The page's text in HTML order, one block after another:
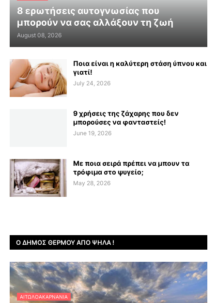
8 ερωτήσεις αυτογνωσίας που
μπορούν να σας αλλάξουν τη ζωή
August 08, 2026
Ποια είναι η καλύτερη στάση ύπνου και
γιατί!
July 24, 2026
9 χρήσεις της ζάχαρης που δεν
μπορούσες να φανταστείς!
June 19, 2026
Με ποια σειρά πρέπει να μπουν τα
τρόφιμα στο ψυγείο;
May 28, 2026
Ο ΔΉΜΟΣ ΘΈΡΜΟΥ ΑΠΌ ΨΗΛΆ !
ΑΙΤΩΛΟΑΚΑΡΝΑΝΊΑ